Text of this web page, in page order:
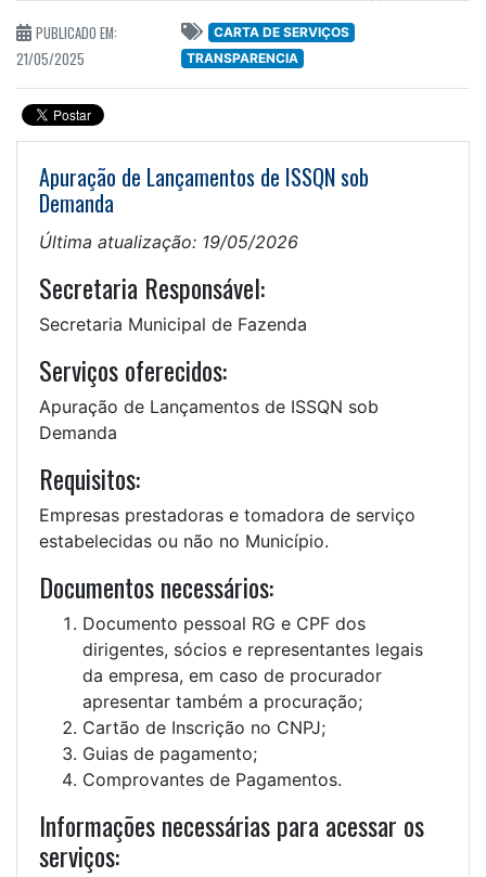
PUBLICADO EM:
21/05/2025
CARTA DE SERVIÇOS
TRANSPARENCIA
Apuração de Lançamentos de ISSQN sob
Demanda
Última atualização: 19/05/2026
Secretaria Responsável:
Secretaria Municipal de Fazenda
Serviços oferecidos:
Apuração de Lançamentos de ISSQN sob
Demanda
Requisitos:
Empresas prestadoras e tomadora de serviço
estabelecidas ou não no Município.
Documentos necessários:
Documento pessoal RG e CPF dos
dirigentes, sócios e representantes legais
da empresa, em caso de procurador
apresentar também a procuração;
Cartão de Inscrição no CNPJ;
Guias de pagamento;
Comprovantes de Pagamentos.
Informações necessárias para acessar os
serviços: